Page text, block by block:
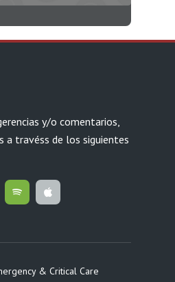
y/o comentarios,
a travéss de los siguientes
& Critical Care